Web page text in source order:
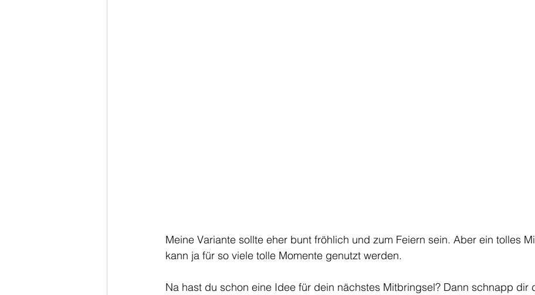
Meine Variante sollte eher bunt fröhlich und zum Feiern sein. Aber ein tolles
kann ja für so viele tolle Momente genutzt werden.
Na hast du schon eine Idee für dein nächstes Mitbringsel? Dann schnapp dir